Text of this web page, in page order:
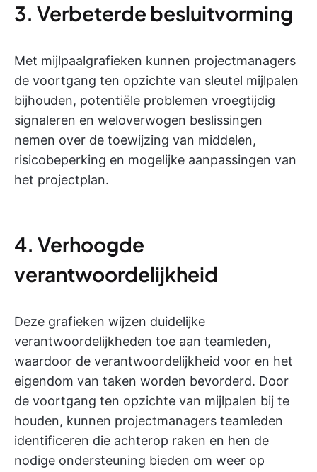
3. Verbeterde besluitvorming
Met mijlpaalgrafieken kunnen projectmanagers
de voortgang ten opzichte van sleutel mijlpalen
bijhouden, potentiële problemen vroegtijdig
signaleren en weloverwogen beslissingen
nemen over de toewijzing van middelen,
risicobeperking en mogelijke aanpassingen van
het projectplan.
4. Verhoogde
verantwoordelijkheid
Deze grafieken wijzen duidelijke
verantwoordelijkheden toe aan teamleden,
waardoor de verantwoordelijkheid voor en het
eigendom van taken worden bevorderd. Door
de voortgang ten opzichte van mijlpalen bij te
houden, kunnen projectmanagers teamleden
identificeren die achterop raken en hen de
nodige ondersteuning bieden om weer op